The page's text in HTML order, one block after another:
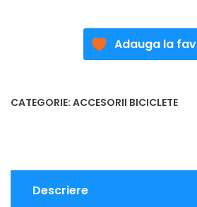
Adauga la
CATEGORIE: ACCESORII BICICLETE
Descriere